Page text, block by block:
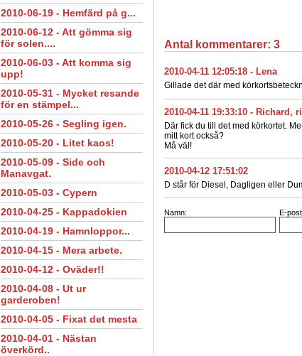
2010-06-19 - Hemfärd på g...
2010-06-12 - Att gömma sig
för solen....
2010-06-03 - Att komma sig
upp!
2010-05-31 - Mycket resande
för en stämpel...
2010-05-26 - Segling igen.
2010-05-20 - Litet kaos!
2010-05-09 - Side och
Manavgat.
2010-05-03 - Cypern
2010-04-25 - Kappadokien
2010-04-19 - Hamnloppor...
2010-04-15 - Mera arbete.
2010-04-12 - Oväder!!
2010-04-08 - Ut ur
garderoben!
2010-04-05 - Fixat det mesta
2010-04-01 - Nästan
överkörd..
Antal kommentarer: 3
2010-04-11 12:05:18 - Lena
Gillade det där med
2010-04-11 19:33:10 - Richard ,
Där fick du till det med körkortet.
mitt kort också?
Må väl!
2010-04-12 17:51:02
D står för Diesel, Dagligen eller
Namn: E-